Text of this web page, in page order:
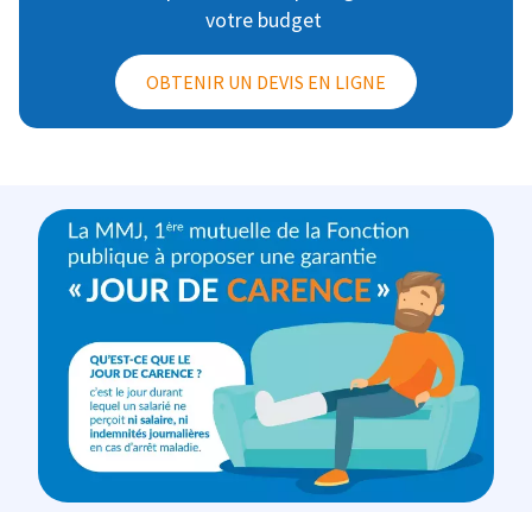
Image
votre budget
OBTENIR UN DEVIS EN LIGNE
Image